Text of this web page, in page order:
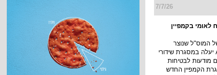
7/7/26
של המוס"ל שנוצר
בטכנולוגיית AI יעלה במסגרת שידורי
מודעות לבטיחות